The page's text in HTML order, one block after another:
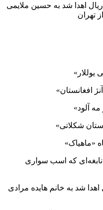
تندیس جشنواره و مبلغ ۳۰.۰۰۰.۰۰۰ ریال اهدا شد به حسین ملایمی
تهران
یوللار»
افغانستان»
آلود»
شکلاتی»
«ماهیاک»
که اسب سواری
و مبلغ ۱۰.۰۰۰.۰۰۰ ریال اهدا شد به خانم هایده مرادی